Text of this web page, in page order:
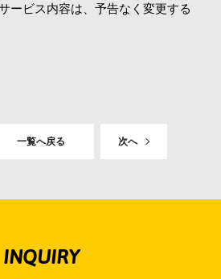
マイページ
ービス内容は、予告なく変更する
一覧へ戻る 次へ
INQUIRY